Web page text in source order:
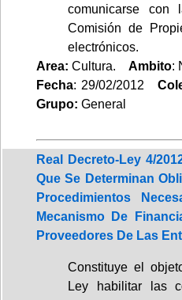
comunicarse
Comisión de
electrónicos.
Area: Cultura. Ambito:
Fecha: 29/02/2012
Grupo: General
Real Decreto-Ley 4/
Que Se Determinan
Procedimientos
Mecanismo De
Proveedores De Las
Constituye el
Ley habilitar las